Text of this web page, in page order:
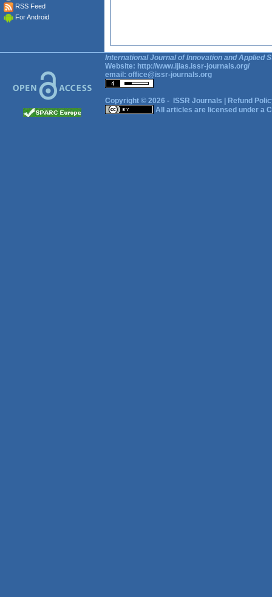
RSS Feed
For Android
International Journal of Innovation and Applied
Website: http://www.ijias.issr-journals.org/
email: office@issr-journals.org
Copyright © 2026 - ISSR Journals
Refund
All articles are licensed under a